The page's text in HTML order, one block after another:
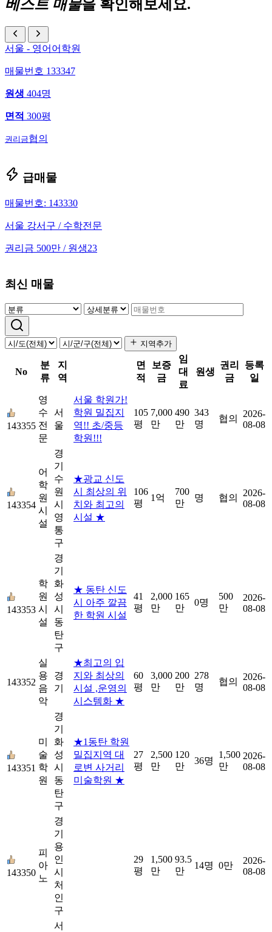
베스트 매물을 확인해보세요.
서울 - 영어어학원
매물번호 133347
원생 404명
면적 300평
권리금협의
급매물
매물번호: 143330
서울 강서구 / 수학전문
권리금 500만 / 원생23
최신 매물
지역추가
No
분
류
지
역
면
적
보증
금
임
대
료
원생
권리
금
등록
일
143355
영
수
전
문
서
울
서울 학원가!
학원 밀집지
역!! 초/중등
학원!!!
105
평
7,000
만
490
만
343
명
협의
2026-
08-08
143354
어
학
원
시
설
경
기
수
원
시
영
통
구
★광교 신도
시 최상의 위
치와 최고의
시설 ★
106
평
1억
700
만
명 협의
2026-
08-08
143353
학
원
시
설
경
기
화
성
시
동
탄
구
★ 동탄 신도
시 아주 깔끔
한 학원 시설
41
평
2,000
만
165
만
0명
500
만
2026-
08-08
143352
실
용
음
악
경
기
★최고의 입
지와 최상의
시설 ,운영의
시스템화 ★
60
평
3,000
만
200
만
278
명
협의
2026-
08-08
143351
미
술
학
원
경
기
화
성
시
동
탄
구
★1동탄 학원
밀집지역 대
로변 사거리
미술학원 ★
27
평
2,500
만
120
만
36명
1,500
만
2026-
08-08
143350
피
아
노
경
기
용
인
시
처
인
구
29
평
1,500
만
93.5
만
14명 0만
2026-
08-08
서